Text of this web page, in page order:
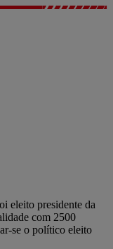
eleito presidente da
com 2500
se o político eleito